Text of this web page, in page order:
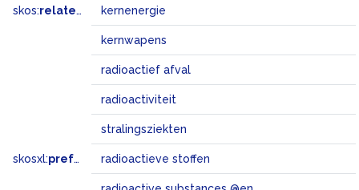
skos:related kernenergie
kernwapens
radioactief afval
radioactiviteit
stralingsziekten
skosxl:prefLabel radioactieve stoffen